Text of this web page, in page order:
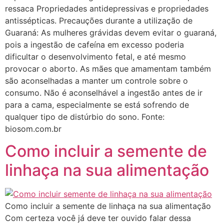
ressaca Propriedades antidepressivas e propriedades
antissépticas. Precauções durante a utilização de
Guaraná: As mulheres grávidas devem evitar o guaraná,
pois a ingestão de cafeína em excesso poderia
dificultar o desenvolvimento fetal, e até mesmo
provocar o aborto. As mães que amamentam também
são aconselhadas a manter um controle sobre o
consumo. Não é aconselhável a ingestão antes de ir
para a cama, especialmente se está sofrendo de
qualquer tipo de distúrbio do sono. Fonte:
biosom.com.br
Como incluir a semente de
linhaça na sua alimentação
Como incluir a semente de linhaça na sua alimentação
Com certeza você já deve ter ouvido falar dessa